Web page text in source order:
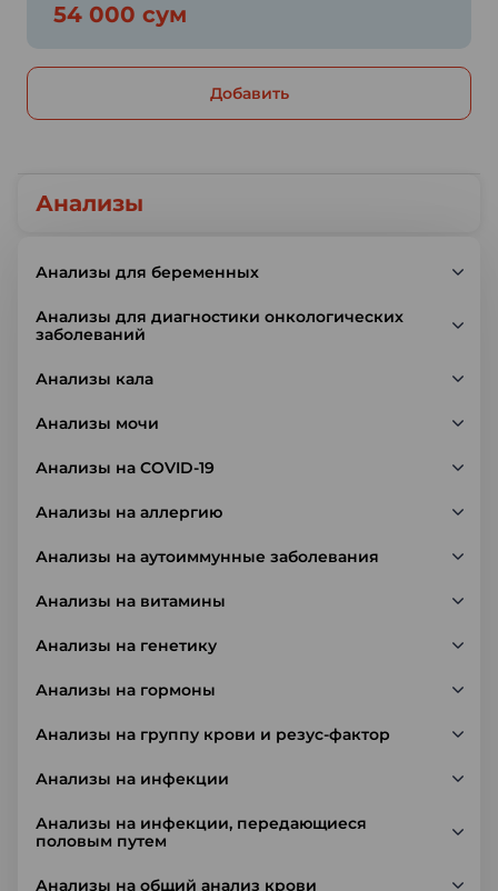
Анализы
Анализы для беременных
Анализы для диагностики онкологических
заболеваний
Анализы кала
Анализы мочи
Анализы на COVID-19
Анализы на аллергию
Анализы на аутоиммунные заболевания
Анализы на витамины
Анализы на генетику
Анализы на гормоны
Анализы на группу крови и резус-фактор
Анализы на инфекции
Анализы на инфекции, передающиеся
половым путем
Анализы на общий анализ крови
54 000 сум
Добавить